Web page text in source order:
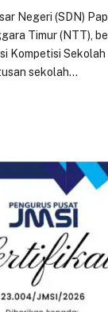
Negeri (SDN)
Timur (NTT),
Kompetisi
sekolah…